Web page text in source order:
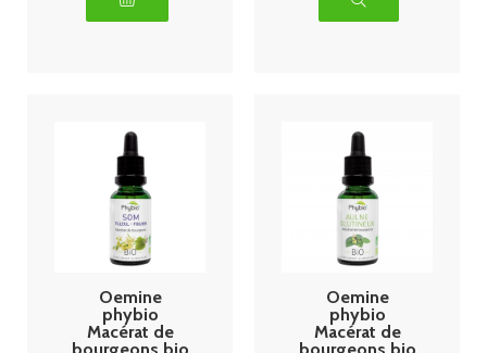
Oemine
phybio
Macérat de
Oemine
phybio
Macérat de